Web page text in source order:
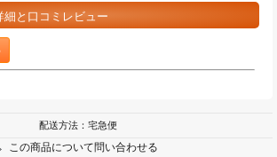
と口コミレビュー
配送方法：宅急便
この商品について問い合わせる